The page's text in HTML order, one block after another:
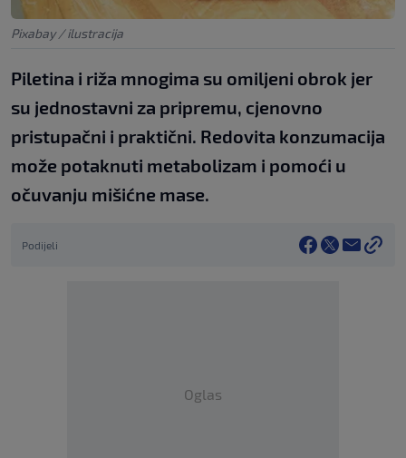
Pixabay / ilustracija
Piletina i riža mnogima su omiljeni obrok jer
su jednostavni za pripremu, cjenovno
pristupačni i praktični. Redovita konzumacija
može potaknuti metabolizam i pomoći u
očuvanju mišićne mase.
Podijeli
Oglas